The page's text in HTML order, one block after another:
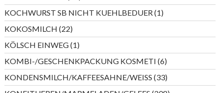
Produkte
KOCHWURST SB NICHT KUEHLBEDUER 11
Produkt
KOKOSMILCH 2222
Produkte
KÖLSCH EINWEG 11
Produkt
KOMBI-/GESCHENKPACKUNG KOSMETI 66
Produkte
KONDENSMILCH/KAFFEESAHNE/WEISS 3333
Produkte